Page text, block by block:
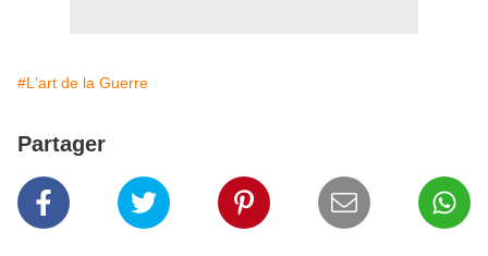
#L'art de la Guerre
Partager